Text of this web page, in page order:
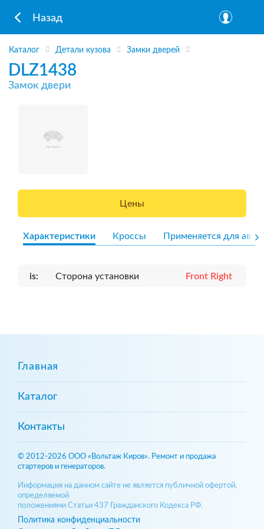
Назад
Каталог Детали кузова Замки дверей
DLZ1438
Замок двери
Цены
Характеристики Кроссы Применяется для авто
is: Сторона установки Front Right
Главная
Каталог
Контакты
© 2012-2026 ООО «Вольтаж Киров». Ремонт и продажа
стартеров и генераторов.
Информация на данном сайте не является публичной офертой,
определяемой
положениями Статьи 437 Гражданского Кодекса РФ.
Политика конфиденциальности